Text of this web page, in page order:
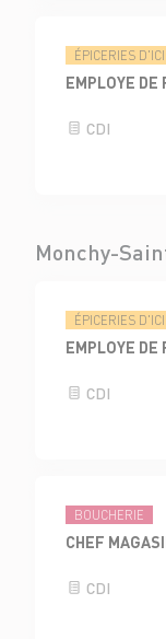
ÉPICERIES
EMPLOYE DE
CDI
Monchy-
ÉPICERIES
EMPLOYE DE
CDI
BOUCHERIE
CHEF
CDI